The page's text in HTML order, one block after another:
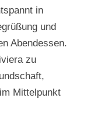
in
und
Abendessen.
zu
Mittelpunkt